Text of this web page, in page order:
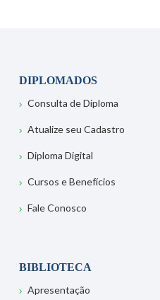
DIPLOMADOS
Consulta de Diploma
Atualize seu Cadastro
Diploma Digital
Cursos e Benefícios
Fale Conosco
BIBLIOTECA
Apresentação